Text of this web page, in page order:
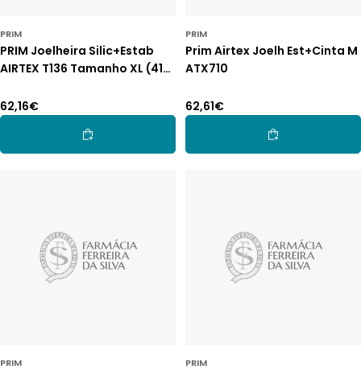
PRIM
PRIM Joelheira Silic+Estab
AIRTEX T136 Tamanho XL (41-
Preço
normal
62,16€
Adicionar Ao Carrinho
PRIM
Prim Airtex Joelh Est+Cinta M
ATX710
Preço
normal
62,61€
Adicionar Ao
PRIM PRIM